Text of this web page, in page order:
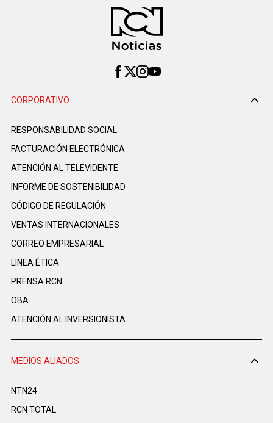
CORPORATIVO
RESPONSABILIDAD SOCIAL
FACTURACIÓN ELECTRÓNICA
ATENCIÓN AL TELEVIDENTE
INFORME DE SOSTENIBILIDAD
CÓDIGO DE REGULACIÓN
VENTAS INTERNACIONALES
CORREO EMPRESARIAL
LINEA ÉTICA
PRENSA RCN
OBA
ATENCIÓN AL INVERSIONISTA
MEDIOS ALIADOS
NTN24
RCN TOTAL